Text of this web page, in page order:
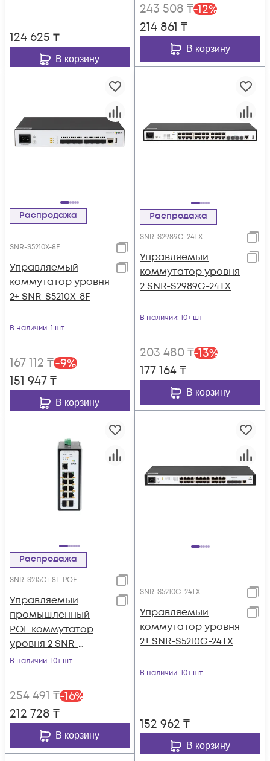
124 625 ₸
В корзину
243 508 ₸-12%
214 861 ₸
В корзину
Распродажа
SNR-S5210X-8F
Управляемый
коммутатор уровня
2+ SNR-S5210X-8F
В наличии: 1 шт
167 112 ₸-9%
151 947₸
В корзину
Распродажа
SNR-S2989G-24TX
Управляемый
коммутатор уровня
2 SNR-S2989G-24TX
В наличии: 10+ шт
203 480₸-13%
177 164₸
В корзину
Распродажа
SNR-S215Gi-8T-POE
Управляемый
промышленный
POE коммутатор
уровня 2 SNR-
S215Gi-8T-POE
В наличии: 10+ шт
254 491 ₸-16%
212 728 ₸
В корзину
SNR-S5210G-24TX
Управляемый
коммутатор уровня
2+ SNR-S5210G-24TX
В наличии: 10+ шт
152 962 ₸
В корзину